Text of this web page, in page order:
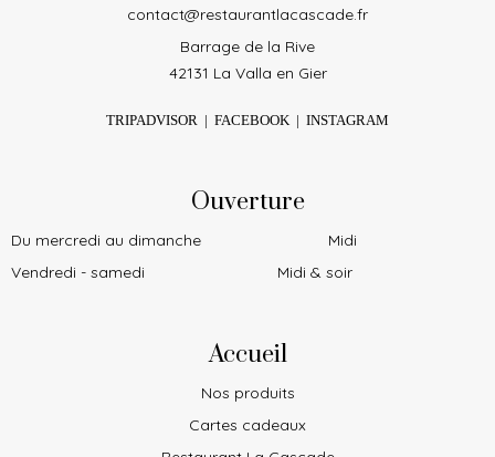
contact@restaurantlacascade.fr
Barrage de la Rive
42131 La Valla en Gier
TRIPADVISOR | FACEBOOK | INSTAGRAM
Ouverture
Du mercredi au dimanche
Midi
Vendredi - samedi
Midi & soir
Accueil
Nos produits
Cartes cadeaux